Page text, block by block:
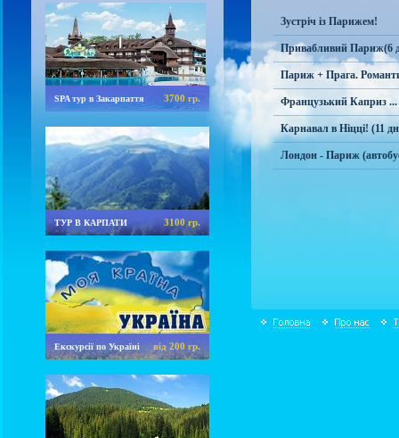
SPA тур в Закарпаття 3700 гр.
ТУР В КАРПАТИ 3100 гр.
Екскурсії по Україні від 200 гр.
Зустріч із Парижем!
Привабливий Париж(6
Париж + Прага.
Французький Каприз ...
Карнавал в Ніцці! (11
Лондон - Париж